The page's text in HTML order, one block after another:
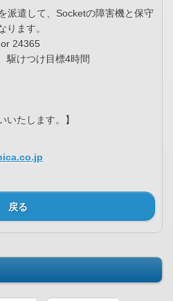
派遣して、Socketの障害機と保守
ります。
24365
駆けつけ目標4時間
いたします。】
戻る